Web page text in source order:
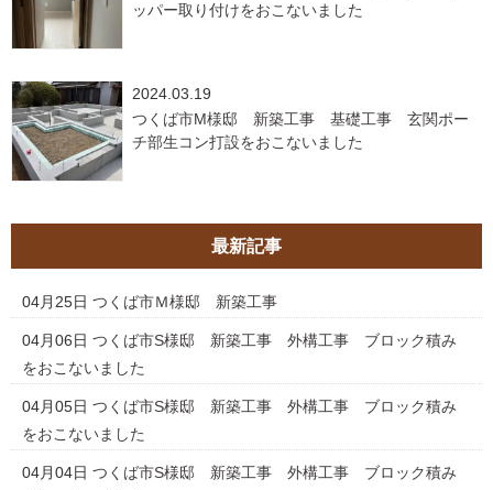
ッパー取り付けをおこないました
2024.03.19
つくば市M様邸 新築工事 基礎工事 玄関ポー
チ部生コン打設をおこないました
最新記事
04月25日 つくば市Ｍ様邸 新築工事
04月06日 つくば市S様邸 新築工事 外構工事 ブロック積み
をおこないました
04月05日 つくば市S様邸 新築工事 外構工事 ブロック積み
をおこないました
04月04日 つくば市S様邸 新築工事 外構工事 ブロック積み